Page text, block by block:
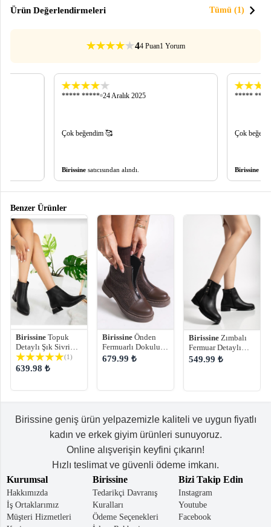
Ürün Değerlendirmeleri Tümü (1) chevron_right
44 Puan1 Yorum
***** ***** 24 Aralık 2025
Çok beğendim 🥰
Birissinesatıcısından alındı.
*****
Çok
Birissine
Benzer Ürünler
Birissine Topuk
Detaylı Şık Sivri
Burun Kadın Botu
(1)
639.98 ₺
Birissine Önden
Fermuarlı Dokulu
Kadın Bot
679.99 ₺
Birissine Zımbalı
Fermuar Detaylı
Kadın Kısa Bot
549.99 ₺
Birissine geniş ürün yelpazemizle kaliteli ve uygun fiyatlı
kadın ve erkek giyim ürünleri sunuyoruz.
Online alışverişin keyfini çıkarın!
Hızlı teslimat ve güvenli ödeme imkanı.
Kurumsal
Hakkımızda
İş Ortaklarımız
Müşteri Hizmetleri
Birissine
Tedarikçi Davranış
Kuralları
Ödeme Seçenekleri
Bizi Takip Edin
Instagram
Youtube
Facebook